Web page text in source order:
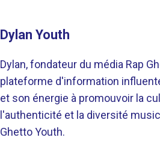
Dylan Youth
Dylan, fondateur du média Rap
plateforme d'information
et son énergie à promouvoir la
l'authenticité et la diversité
Ghetto Youth.